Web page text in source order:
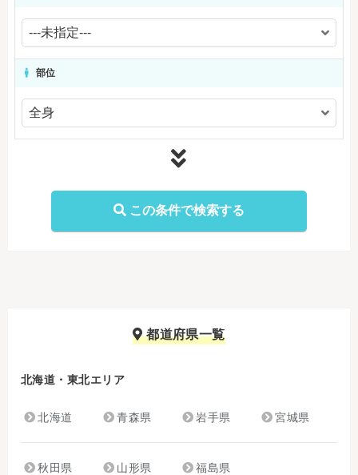
部位
都道府県一覧
北海道・東北エリア
北海道 青森県 岩手県 宮城県
秋田県 山形県 福島県